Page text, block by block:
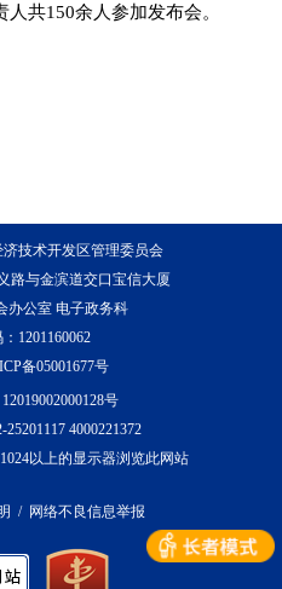
共150余人参加发布会。
技术开发区管理委员会
路与金滨道交口宝信大厦
办公室 电子政务科
1201160062
备05001677号
号
4000221372
以上的显示器浏览此网站
/ 网络不良信息举报